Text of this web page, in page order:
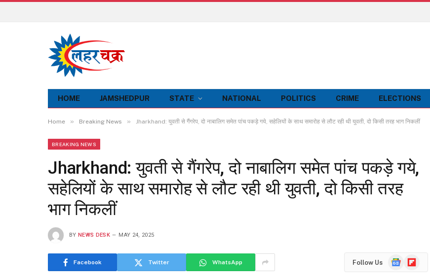
HOME JAMSHEDPUR STATE NATIONAL POLITICS CRIME ELECTIONS
Home » Breaking News » Jharkhand: युवती से गैंगरेप, दो नाबालिग समेत पांच पकड़े गये, सहेलियों के साथ समारोह से लौट रही थी युवती, दो किसी तरह भाग निकलीं
BREAKING NEWS
Jharkhand: युवती से गैंगरेप, दो नाबालिग समेत पांच पकड़े गये,
सहेलियों के साथ समारोह से लौट रही थी युवती, दो किसी तरह
भाग निकलीं
BY NEWS DESK MAY 24, 2025
Facebook Twitter WhatsApp Follow Us
GoogleFlipboard